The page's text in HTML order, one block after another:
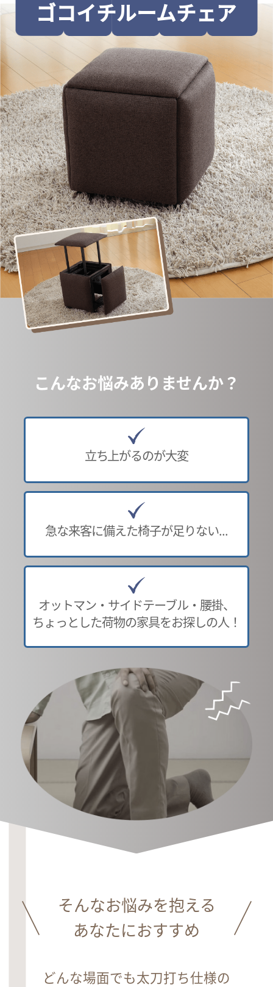
ゴコイチルームチェア
こんなお悩みありませんか？
立ち上がるのが大変
急な来客に備えた椅子が足りない...
オットマン・サイドテーブル・腰掛、
ちょっとした荷物の家具をお探しの人！
そんなお悩みを抱える
あなたにおすすめ
どんな場面でも太刀打ち仕様の